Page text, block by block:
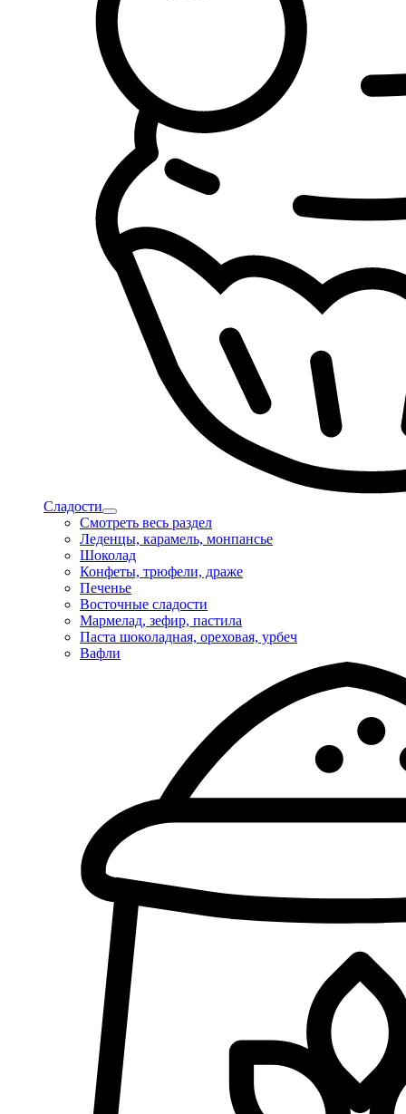
Сладости
Смотреть весь раздел
Леденцы, карамель, монпансье
Шоколад
Конфеты, трюфели, драже
Печенье
Восточные сладости
Мармелад, зефир, пастила
Паста шоколадная, ореховая, урбеч
Вафли